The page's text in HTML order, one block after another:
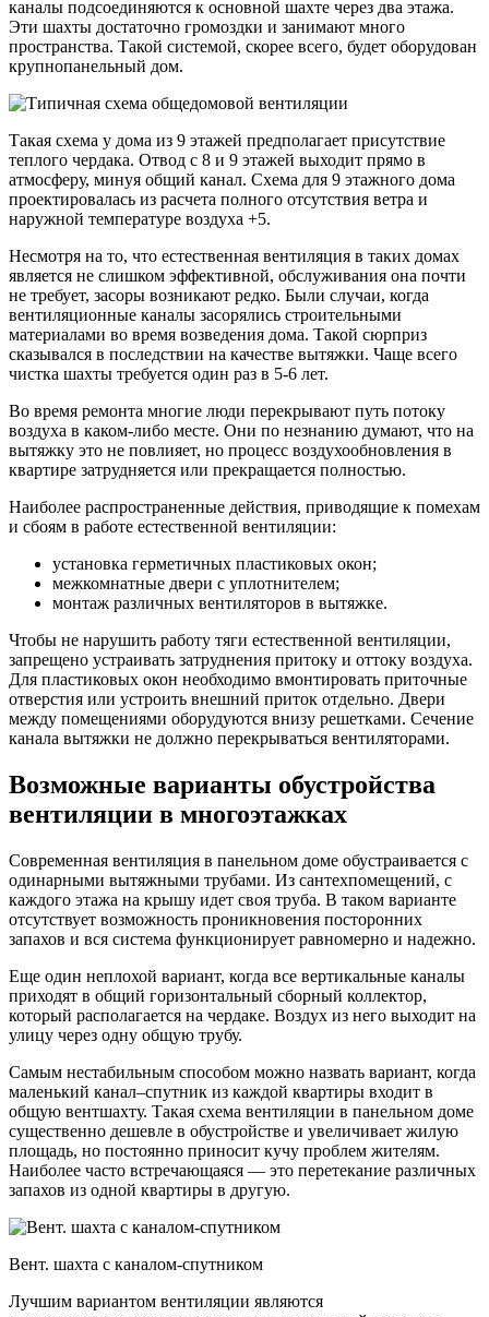
каналы подсоединяются к основной шахте через два этажа.
Эти шахты достаточно громоздки и занимают много
пространства. Такой системой, скорее всего, будет оборудован
крупнопанельный дом.
Такая схема у дома из 9 этажей предполагает присутствие
теплого чердака. Отвод с 8 и 9 этажей выходит прямо в
атмосферу, минуя общий канал. Схема для 9 этажного дома
проектировалась из расчета полного отсутствия ветра и
наружной температуре воздуха +5.
Несмотря на то, что естественная вентиляция в таких домах
является не слишком эффективной, обслуживания она почти
не требует, засоры возникают редко. Были случаи, когда
вентиляционные каналы засорялись строительными
материалами во время возведения дома. Такой сюрприз
сказывался в последствии на качестве вытяжки. Чаще всего
чистка шахты требуется один раз в 5-6 лет.
Во время ремонта многие люди перекрывают путь потоку
воздуха в каком-либо месте. Они по незнанию думают, что на
вытяжку это не повлияет, но процесс воздухообновления в
квартире затрудняется или прекращается полностью.
Наиболее распространенные действия, приводящие к помехам
и сбоям в работе естественной вентиляции:
установка герметичных пластиковых окон;
межкомнатные двери с уплотнителем;
монтаж различных вентиляторов в вытяжке.
Чтобы не нарушить работу тяги естественной вентиляции,
запрещено устраивать затруднения притоку и оттоку воздуха.
Для пластиковых окон необходимо вмонтировать приточные
отверстия или устроить внешний приток отдельно. Двери
между помещениями оборудуются внизу решетками. Сечение
канала вытяжки не должно перекрываться вентиляторами.
Возможные варианты обустройства
вентиляции в многоэтажках
Современная вентиляция в панельном доме обустраивается с
одинарными вытяжными трубами. Из сантехпомещений, с
каждого этажа на крышу идет своя труба. В таком варианте
отсутствует возможность проникновения посторонних
запахов и вся система функционирует равномерно и надежно.
Еще один неплохой вариант, когда все вертикальные каналы
приходят в общий горизонтальный сборный коллектор,
который располагается на чердаке. Воздух из него выходит на
улицу через одну общую трубу.
Самым нестабильным способом можно назвать вариант, когда
маленький канал–спутник из каждой квартиры входит в
общую вентшахту. Такая схема вентиляции в панельном доме
существенно дешевле в обустройстве и увеличивает жилую
площадь, но постоянно приносит кучу проблем жителям.
Наиболее часто встречающаяся — это перетекание различных
запахов из одной квартиры в другую.
Вент. шахта с каналом-спутником
Лучшим вариантом вентиляции являются